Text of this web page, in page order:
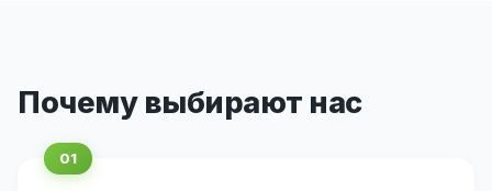
Почему выбирают нас